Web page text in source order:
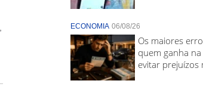
ECONOMIA 06/08/26
Os maiores
quem ganha
evitar prejuízos